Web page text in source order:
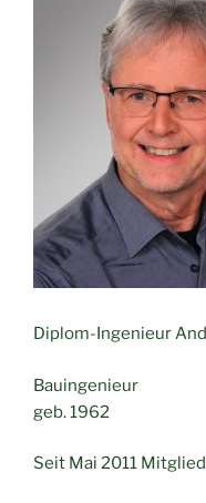
Diplom-Ingenieur
Bauingenieur
geb. 1962
Seit Mai 2011